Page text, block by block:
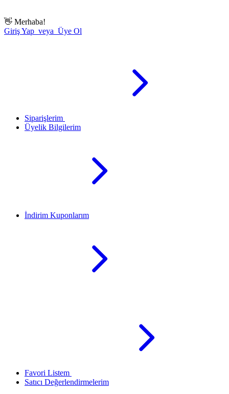
👋 Merhaba!
Giriş Yap veya Üye Ol
Siparişlerim
Üyelik Bilgilerim
İndirim Kuponlarım
Favori Listem
Satıcı Değerlendirmelerim